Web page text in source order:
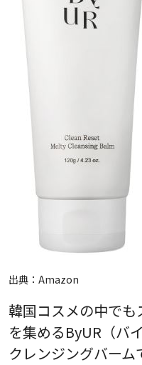
出典： Amazon
韓国コスメの中でも
を集めるByUR（バ
クレンジングバーム